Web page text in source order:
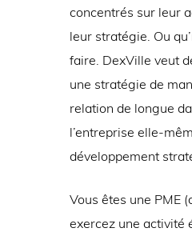
concentrés sur leur
leur stratégie. Ou
faire. DexVille veut
une stratégie de
relation de longue
l’entreprise elle-
développement
Vous êtes une PME
exercez une activité